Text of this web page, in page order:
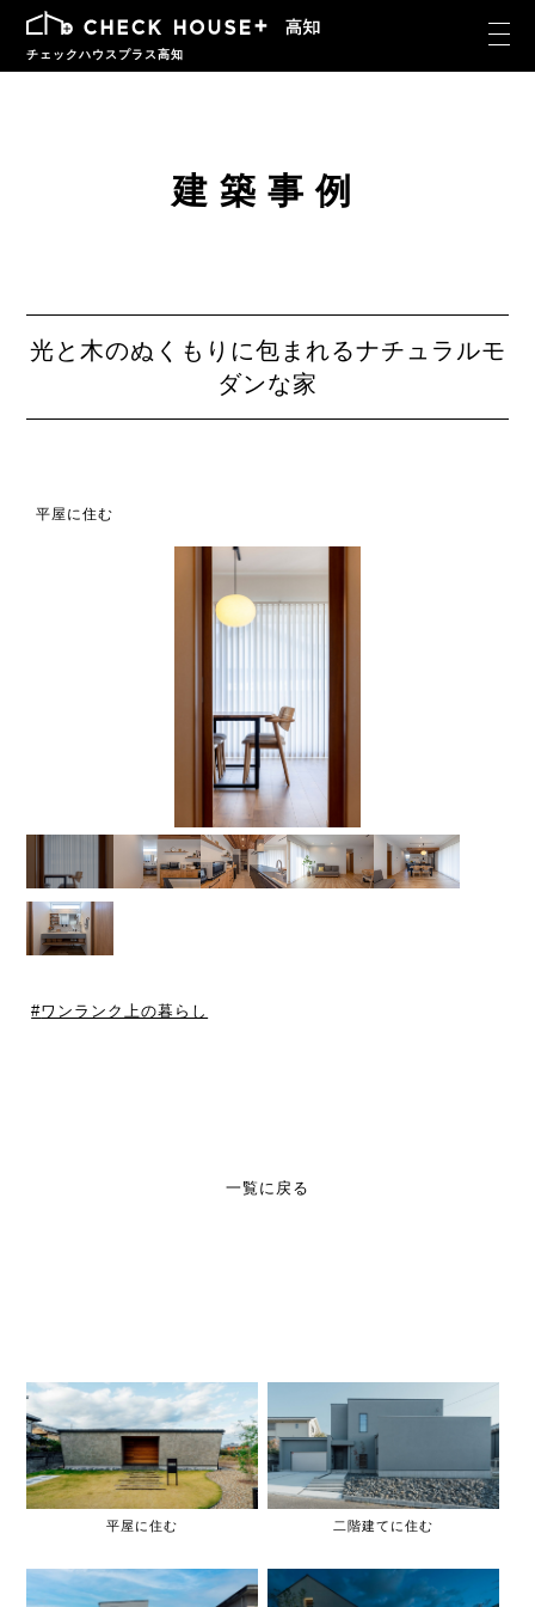
チェックハウスプラス高知
建築事例
光と木のぬくもりに包まれるナチュラルモ
ダンな家
平屋に住む
ワンランク上の暮らし
一覧に戻る
平屋に住む 二階建てに住む